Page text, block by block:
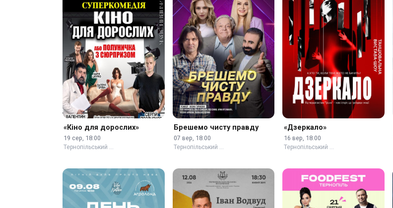
«Кіно для дорослих»
19 сер, 18:00
Тернопільський …
Брешемо чисту правду
07 вер, 18:00
Тернопільський …
«Дзеркало»
16 вер, 18:00
Тернопільський …